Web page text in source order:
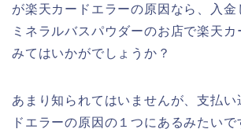
が楽天カードエラーの原因なら、入金
ミネラルバスパウダーのお店で楽天カ
みてはいかがでしょうか？
あまり知られてはいませんが、支払い
ドエラーの原因の１つにあるみたいで